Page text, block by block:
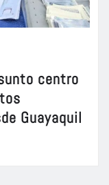
centro
Guayaquil